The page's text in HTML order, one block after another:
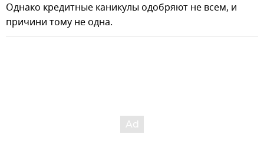
Однако кредитные каникулы одобряют не всем, и
причини тому не одна.